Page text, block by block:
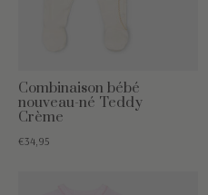
Combinaison bébé
nouveau-né Teddy
Crème
€34,95